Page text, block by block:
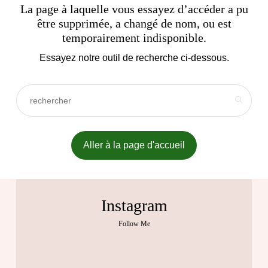
La page à laquelle vous essayez d’accéder a pu
être supprimée, a changé de nom, ou est
temporairement indisponible.
Essayez notre outil de recherche ci-dessous.
Aller à la page d'accueil
Instagram
Follow Me